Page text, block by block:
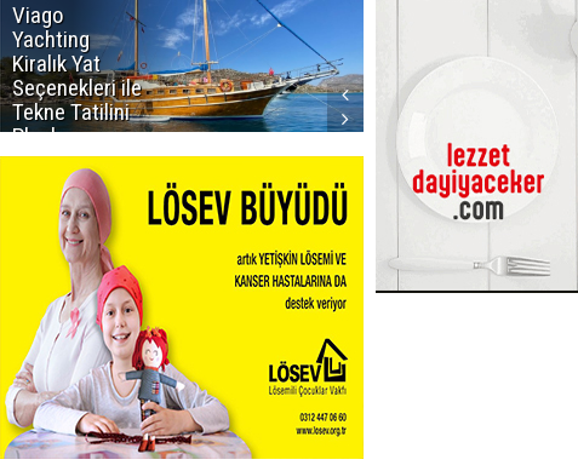
Viago
Yachting
Kiralık Yat
Seçenekleri ile
Tekne Tatilini
Planlayın
kutlandı